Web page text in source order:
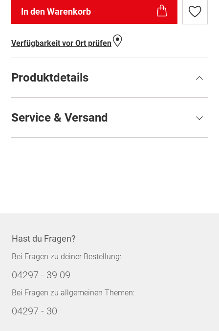
In den Warenkorb
Zur
Verfügbarkeit vor Ort prüfen
Produktdetails
Service & Versand
Hast du Fragen?
Bei Fragen zu deiner Bestellung:
04297 - 39 09
Bei Fragen zu allgemeinen Themen:
04297 - 30